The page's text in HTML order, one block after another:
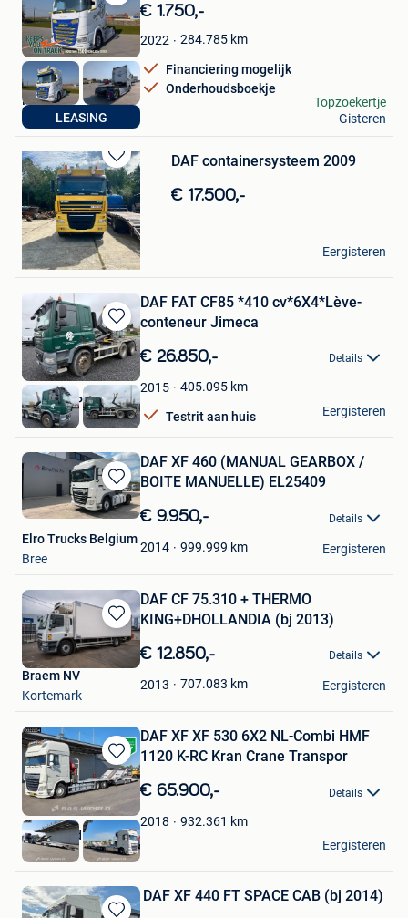
Bewaren
in
Mijn
Favorieten
LEASING
€ 1.750,-
2022 284.785 km
Financiering mogelijk
Onderhoudsboekje
MrLease
Hooglede
Topzoekertje
Gisteren
Bewaren
in
Mijn
Favorieten
DAF containersysteem 2009
€ 17.500,-
JULIE’S HOUSE
Schoten
Eergisteren
Bewaren
in
Mijn
Favorieten
DAF FAT CF85 *410 cv*6X4*Lève-
conteneur Jimeca
€ 26.850,- Details
2015 405.095 km
Testrit aan huis
Trucks MPH
Ciney
Eergisteren
Bewaren
in
Favorieten
DAF XF 460 (MANUAL GEARBOX /
BOITE MANUELLE) EL25409
€ 9.950,- Details
2014 999.999 km
Elro Trucks Belgium
Bree
Eergisteren
Bewaren
in
Mijn
Favorieten
DAF CF 75.310 + THERMO
KING+DHOLLANDIA (bj 2013)
€ 12.850,- Details
2013 707.083 km
Braem NV
Kortemark
Eergisteren
Bewaren
in
Favorieten
DAF XF XF 530 6X2 NL-Combi HMF
1120 K-RC Kran Crane Transpor
€ 65.900,- Details
2018 932.361 km
BAS World B.V.
Veghel
Eergisteren
DAF XF 440 FT SPACE CAB (bj 2014)